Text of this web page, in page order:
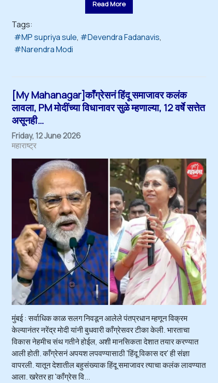
Read More
Tags:
MP supriya sule
Devendra Fadanavis
Narendra Modi
[My Mahanagar]काँग्रेसनं हिंदू समाजावर कलंक
लावला, PM मोदींच्या विधानावर सुळे म्हणाल्या, 12 वर्षे सत्तेत
असूनही…
Friday, 12 June 2026
महाराष्ट्र
मुंबई : सर्वाधिक काळ सलग निवडून आलेले पंतप्रधान म्हणून विक्रम
केल्यानंतर नरेंद्र मोदी यांनी बुधवारी काँग्रेसवर टीका केली. भारताचा
विकास नेहमीच संथ गतीने होईल, अशी मानसिकता देशात तयार करण्यात
आली होती. काँग्रेसनं अपयश लपवण्यासाठी 'हिंदू विकास दर' ही संज्ञा
वापरली. यातून देशातील बहुसंख्याक हिंदू समाजावर त्याचा कलंक लावण्यात
आला. खरेतर हा 'काँग्रेस वि...